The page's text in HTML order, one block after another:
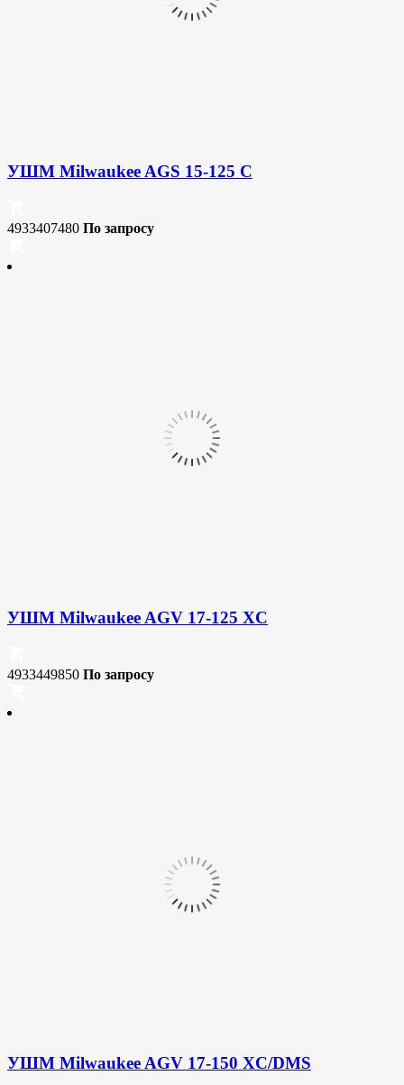
УШМ Milwaukee AGS 15-125 C
4933407480 По запросу
УШМ Milwaukee AGV 17-125 XC
4933449850 По запросу
УШМ Milwaukee AGV 17-150 XC/DMS